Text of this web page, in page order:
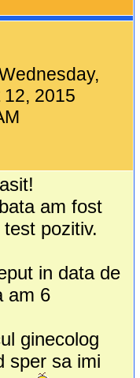
2015
am fost
pozitiv.
in data de
am 6
ginecolog
sper sa imi